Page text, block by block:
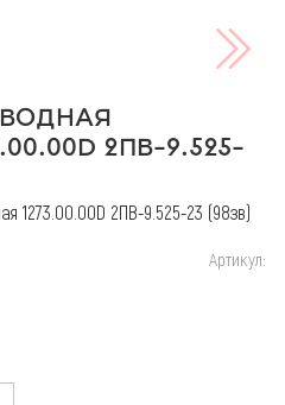
2ПВ-9.525-
1273.00.00D 2ПВ-9.525-23 (98зв)
Артикул: